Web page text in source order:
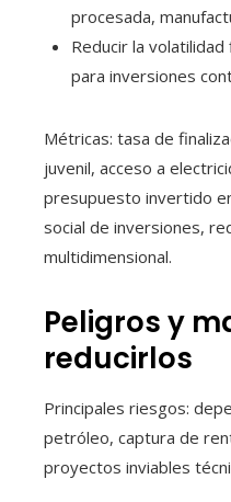
procesada,
Reducir la
para inversiones
Métricas: tasa de
juvenil, acceso a
presupuesto invertido
social de inversiones,
multidimensional.
Peligros y
reducirlos
Principales riesgos:
petróleo, captura de
proyectos inviables